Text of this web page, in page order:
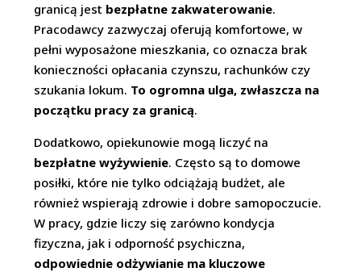
granicą jest bezpłatne zakwaterowanie.
Pracodawcy zazwyczaj oferują komfortowe, w
pełni wyposażone mieszkania, co oznacza brak
konieczności opłacania czynszu, rachunków czy
szukania lokum. To ogromna ulga, zwłaszcza na
początku pracy za granicą.
Dodatkowo, opiekunowie mogą liczyć na
bezpłatne wyżywienie. Często są to domowe
posiłki, które nie tylko odciążają budżet, ale
również wspierają zdrowie i dobre samopoczucie.
W pracy, gdzie liczy się zarówno kondycja
fizyczna, jak i odporność psychiczna,
odpowiednie odżywianie ma kluczowe